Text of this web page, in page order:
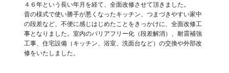
４６年という長い年月を経て、全面改修させて頂きました。
昔の様式で使い勝手が悪くなったキッチン、つまづきやすい家中
の段差など、不便に感じはじめたことをきっかけに、全面改修工
事となりました。室内のバリアフリー化（段差解消）、耐震補強
工事、住宅設備（キッチン、浴室、洗面台など）の交換や外部改
修をいたしました。